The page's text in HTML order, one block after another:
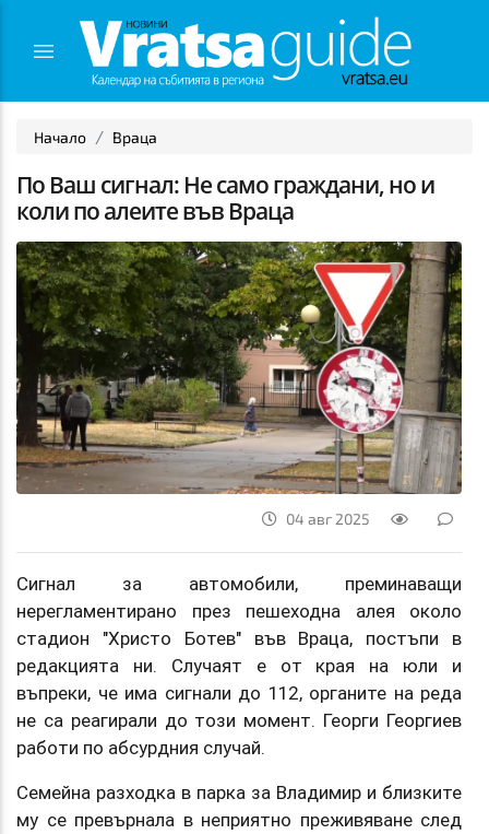
Начало Враца
По Ваш сигнал: Не само граждани, но и
коли по алеите във Враца
04 авг 2025
Сигнал за автомобили, преминаващи
нерегламентирано през пешеходна алея около
стадион "Христо Ботев" във Враца, постъпи в
редакцията ни. Случаят е от края на юли и
въпреки, че има сигнали до 112, органите на реда
не са реагирали до този момент. Георги Георгиев
работи по абсурдния случай.
Семейна разходка в парка за Владимир и близките
му се превърнала в неприятно преживяване след